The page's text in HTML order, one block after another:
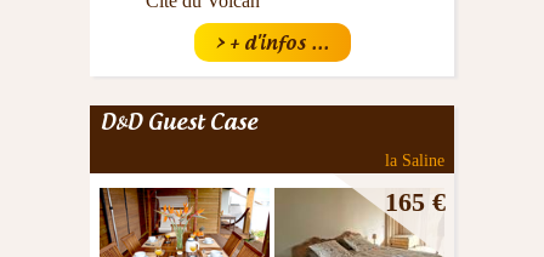
> + d'infos ...
D&D Guest Case
la Saline
165 €